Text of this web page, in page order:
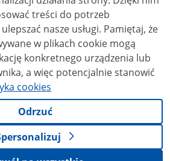
treści do potrzeb
nasze usługi. Pamiętaj, że
w plikach cookie mogą
konkretnego urządzenia lub
a więc potencjalnie stanowić
cookies
Odrzuć